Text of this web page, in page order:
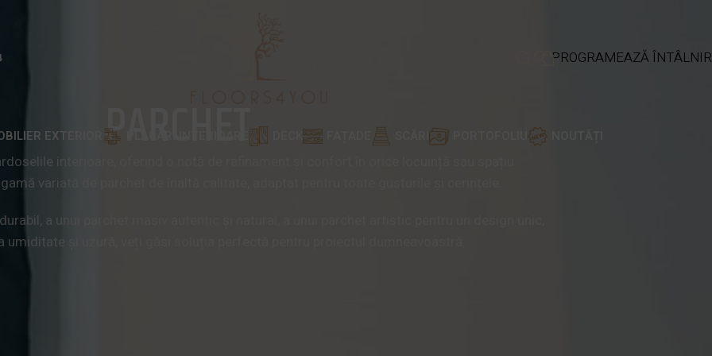
PROGRAMEAZĂ
EXTERIOR DECK SCĂRI PORTOFOLIU
PARCHET
interioare, oferind o notă de rafinament și confort în orice locuință sau spațiu
variată de parchet de înaltă calitate, adaptat pentru toate gusturile și cerințele.
a unui parchet masiv autentic și natural, a unui parchet artistic pentru un design unic,
și uzură, veți găsi soluția perfectă pentru proiectul dumneavoastră.